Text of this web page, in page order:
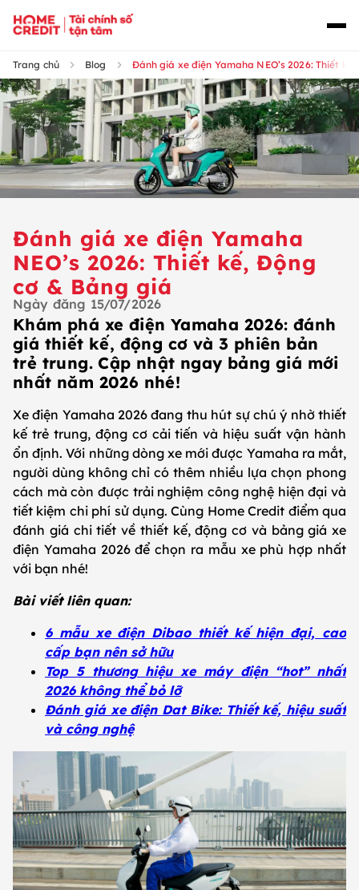
Trang chủ Blog Đánh giá xe điện Yamaha NEO’s 2026: Thiết
Đánh giá xe điện Yamaha
NEO’s 2026: Thiết kế, Động
cơ & Bảng giá
Ngày đăng 15/07/2026
Khám phá xe điện Yamaha 2026: đánh
giá thiết kế, động cơ và 3 phiên bản
trẻ trung. Cập nhật ngay bảng giá mới
nhất năm 2026 nhé!
Xe điện Yamaha 2026 đang thu hút sự chú ý nhờ thiết
kế trẻ trung, động cơ cải tiến và hiệu suất vận hành
ổn định. Với những dòng xe mới được Yamaha ra mắt,
người dùng không chỉ có thêm nhiều lựa chọn phong
cách mà còn được trải nghiệm công nghệ hiện đại và
tiết kiệm chi phí sử dụng. Cùng Home Credit điểm qua
đánh giá chi tiết về thiết kế, động cơ và bảng giá xe
điện Yamaha 2026 để chọn ra mẫu xe phù hợp nhất
với bạn nhé!
Bài viết liên quan:
6 mẫu xe điện Dibao thiết kế hiện đại, cao
cấp bạn nên sở hữu
Top 5 thương hiệu xe máy điện “hot” nhất
2026 không thể bỏ lỡ
Đánh giá xe điện Dat Bike: Thiết kế, hiệu suất
và công nghệ